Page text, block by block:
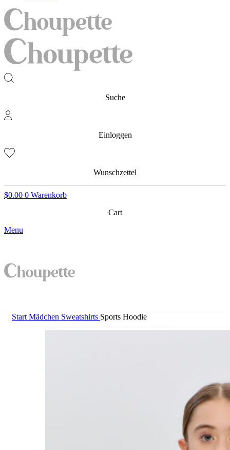
Suche
Einloggen
Wunschzettel
$0.00 0 Warenkorb
Cart
Menu
Start Mädchen Sweatshirts Sports Hoodie